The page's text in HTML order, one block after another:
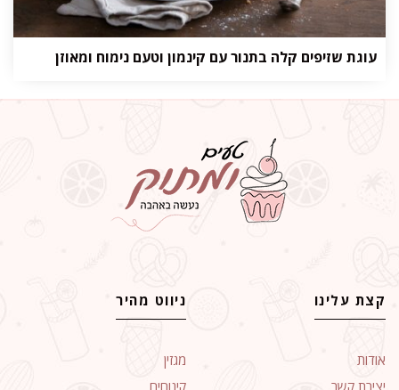
עוגת שזיפים קלה בתנור עם קינמון וטעם נימוח ומאוזן
קצת עלינו
אודות
ניווט מהיר
מגזין